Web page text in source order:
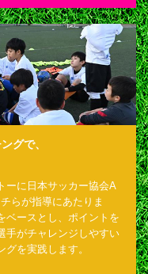
グで、
ーに日本サッカー協会A
らが指導にあたりま
ベースとし、ポイントを
手がチャレンジしやすい
を実践します。